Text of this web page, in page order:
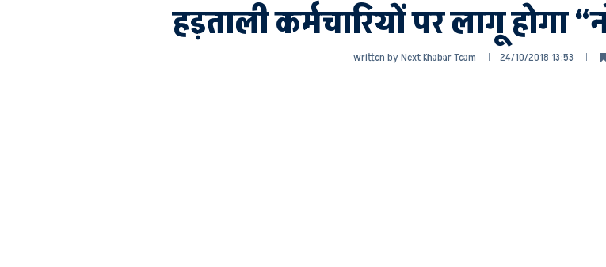
हड़ताली कर्मचारियों पर लागू होगा
written byNext Khabar Team 24/10/2018 13:53